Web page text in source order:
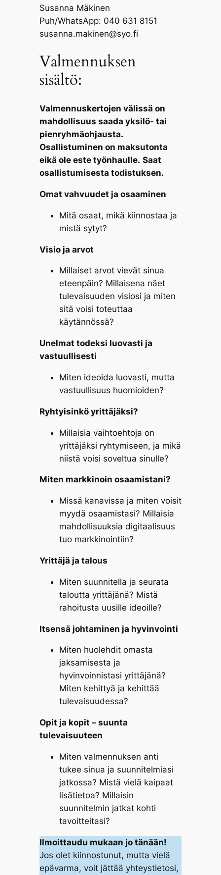
Susanna Mäkinen
Puh/WhatsApp: 040 631 8151
susanna.makinen@syo.fi
Valmennuksen
sisältö:
Valmennuskertojen välissä on
mahdollisuus saada yksilö- tai
pienryhmäohjausta.
Osallistuminen on maksutonta
eikä ole este työnhaulle. Saat
osallistumisesta todistuksen.
Omat vahvuudet ja osaaminen
Mitä osaat, mikä kiinnostaa ja
mistä sytyt?
Visio ja arvot
Millaiset arvot vievät sinua
eteenpäin? Millaisena näet
tulevaisuuden visiosi ja miten
sitä voisi toteuttaa
käytännössä?
Unelmat todeksi luovasti ja
vastuullisesti
Miten ideoida luovasti, mutta
vastuullisuus huomioiden?
Ryhtyisinkö yrittäjäksi?
Millaisia vaihtoehtoja on
yrittäjäksi ryhtymiseen, ja mikä
niistä voisi soveltua sinulle?
Miten markkinoin osaamistani?
Missä kanavissa ja miten voisit
myydä osaamistasi? Millaisia
mahdollisuuksia digitaalisuus
tuo markkinointiin?
Yrittäjä ja talous
Miten suunnitella ja seurata
taloutta yrittäjänä? Mistä
rahoitusta uusille ideoille?
Itsensä johtaminen ja hyvinvointi
Miten huolehdit omasta
jaksamisesta ja
hyvinvoinnistasi yrittäjänä?
Miten kehittyä ja kehittää
tulevaisuudessa?
Opit ja kopit – suunta
tulevaisuuteen
Miten valmennuksen anti
tukee sinua ja suunnitelmiasi
jatkossa? Mistä vielä kaipaat
lisätietoa? Millaisin
suunnitelmin jatkat kohti
tavoitteitasi?
Ilmoittaudu mukaan jo tänään!
Jos olet kiinnostunut, mutta vielä
epävarma, voit jättää yhteystietosi,